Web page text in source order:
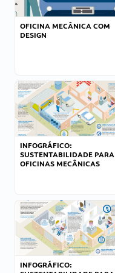
OFICINA MECÂNICA COM
DESIGN
INFOGRÁFICO:
SUSTENTABILIDADE PARA
OFICINAS MECÂNICAS
INFOGRÁFICO: